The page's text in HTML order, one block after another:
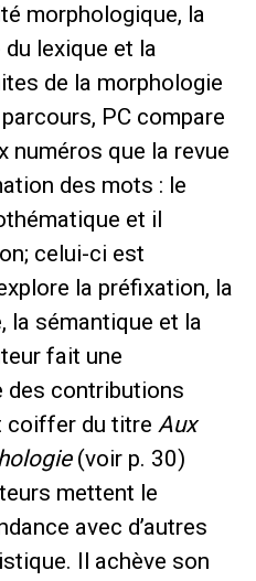
morphologique, la
lexique et la
de la morphologie
PC compare
numéros que la revue
des mots : le
et il
celui-ci est
la préfixation, la
la sémantique et la
fait une
des contributions
coiffer du titre Aux
(voir p. 30)
mettent le
avec d’autres
Il achève son